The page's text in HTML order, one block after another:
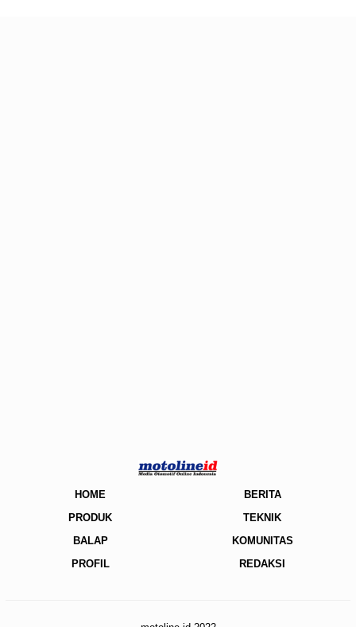
HOME
BERITA
PRODUK
TEKNIK
BALAP
KOMUNITAS
PROFIL
REDAKSI